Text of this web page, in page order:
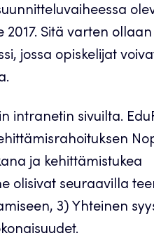
Sitä varten ollaan
jossa opiskelijat
intranetin sivuilta.
ja kehittämistukea
olisivat seuraavilla
3) Yhteinen